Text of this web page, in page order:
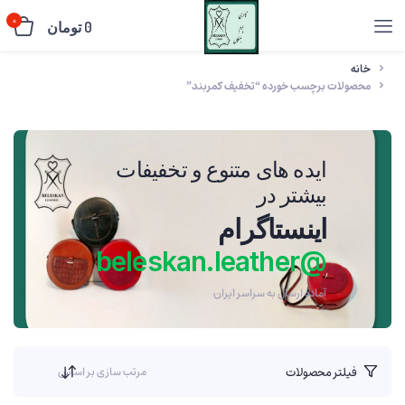
0 تومان 0
خانه
محصولات برچسب خورده “تخفیف کمربند”
ایده های متنوع و تخفیفات
بیشتر در
اینستاگرام
@beleskan.leather
آماده ارسال به سراسر ایران
فیلتر محصولات مرتب سازی بر اساس